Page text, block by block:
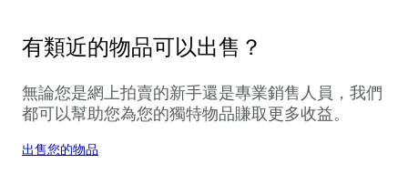
有類近的物品可以出售？
無論您是網上拍賣的新手還是專業銷售人員，我們
都可以幫助您為您的獨特物品賺取更多收益。
出售您的物品